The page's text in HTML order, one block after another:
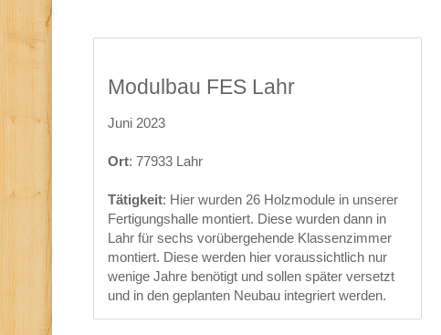
Modulbau FES Lahr
Juni 2023
Ort: 77933 Lahr
Tätigkeit: Hier wurden 26 Holzmodule in unserer
Fertigungshalle montiert. Diese wurden dann in
Lahr für sechs vorübergehende Klassenzimmer
montiert. Diese werden hier voraussichtlich nur
wenige Jahre benötigt und sollen später versetzt
und in den geplanten Neubau integriert werden.